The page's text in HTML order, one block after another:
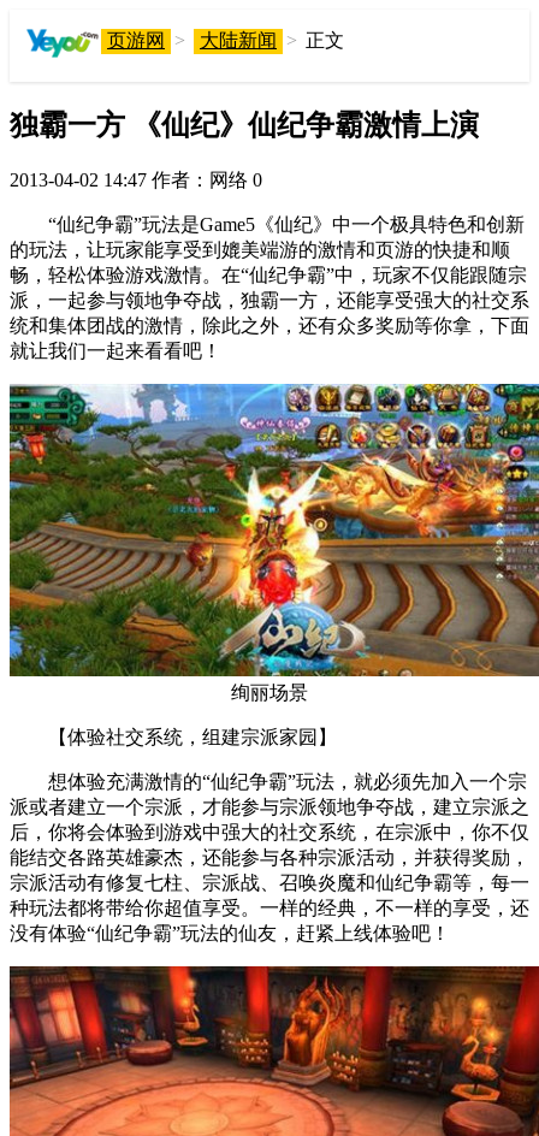
页游网 > 大陆新闻 > 正文
独霸一方 《仙纪》仙纪争霸激情上演
2013-04-02 14:47 作者：网络 0
“仙纪争霸”玩法是Game5《仙纪》中一个极具特色和创新
的玩法，让玩家能享受到媲美端游的激情和页游的快捷和顺
畅，轻松体验游戏激情。在“仙纪争霸”中，玩家不仅能跟随宗
派，一起参与领地争夺战，独霸一方，还能享受强大的社交系
统和集体团战的激情，除此之外，还有众多奖励等你拿，下面
就让我们一起来看看吧！
绚丽场景
【体验社交系统，组建宗派家园】
想体验充满激情的“仙纪争霸”玩法，就必须先加入一个宗
派或者建立一个宗派，才能参与宗派领地争夺战，建立宗派之
后，你将会体验到游戏中强大的社交系统，在宗派中，你不仅
能结交各路英雄豪杰，还能参与各种宗派活动，并获得奖励，
宗派活动有修复七柱、宗派战、召唤炎魔和仙纪争霸等，每一
种玩法都将带给你超值享受。一样的经典，不一样的享受，还
没有体验“仙纪争霸”玩法的仙友，赶紧上线体验吧！